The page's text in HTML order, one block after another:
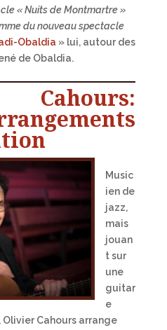
« Nuits de Montmartre »
du nouveau spectacle
Obaldia » lui, autour des
de Obaldia.
Music
ien de
jazz,
mais
jouan
t sur
une
guitar
e
Cahours arrange